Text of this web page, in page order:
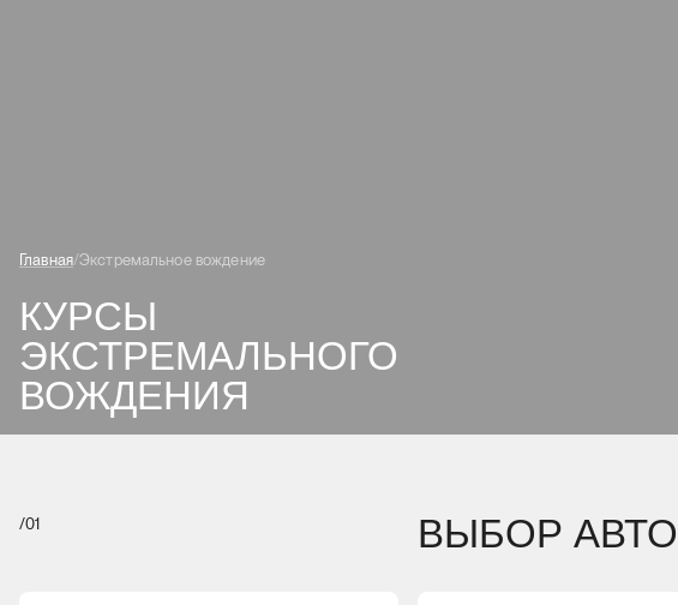
Главная Экстремальное вождение
КУРСЫ
ЭКСТРЕМАЛЬНОГО
ВОЖДЕНИЯ
/01 ВЫБОР АВТО